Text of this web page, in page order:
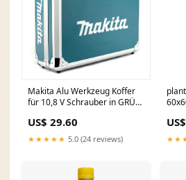
Makita Alu Werkzeug Koffer
für 10,8 V Schrauber in GRÜN,
cm TB - Zubehör
US$ 29.60
★★★★★ 5.0 (24 reviews)